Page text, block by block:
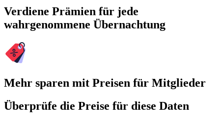
Verdiene Prämien für jede
wahrgenommene Übernachtung
Mehr sparen mit Preisen für Mitglieder
Überprüfe die Preise für diese Daten